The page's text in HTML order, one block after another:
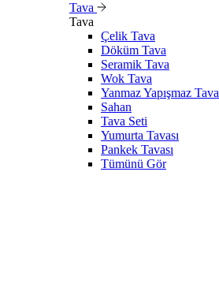
Tava
Tava
Çelik Tava
Döküm Tava
Seramik Tava
Wok Tava
Yanmaz Yapışmaz Tava
Sahan
Tava Seti
Yumurta Tavası
Pankek Tavası
Tümünü Gör